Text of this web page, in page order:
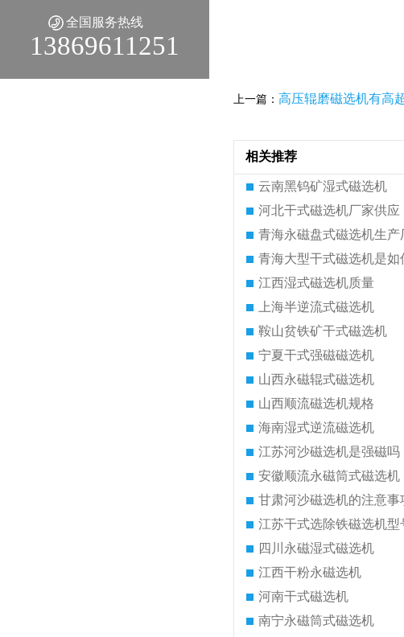
全国服务热线
13869611251
上一篇： 高压辊磨磁选机有高
相关推荐
云南黑钨矿湿式磁选机
河北干式磁选机厂家供应
青海永磁盘式磁选机生产
青海大型干式磁选机是如
江西湿式磁选机质量
上海半逆流式磁选机
鞍山贫铁矿干式磁选机
宁夏干式强磁磁选机
山西永磁辊式磁选机
山西顺流磁选机规格
海南湿式逆流磁选机
江苏河沙磁选机是强磁吗
安徽顺流永磁筒式磁选机
甘肃河沙磁选机的注意事
江苏干式选除铁磁选机型
四川永磁湿式磁选机
江西干粉永磁选机
河南干式磁选机
南宁永磁筒式磁选机